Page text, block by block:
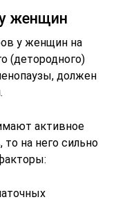
женщин
у женщин на
(детородного)
должен
активное
то на него сильно